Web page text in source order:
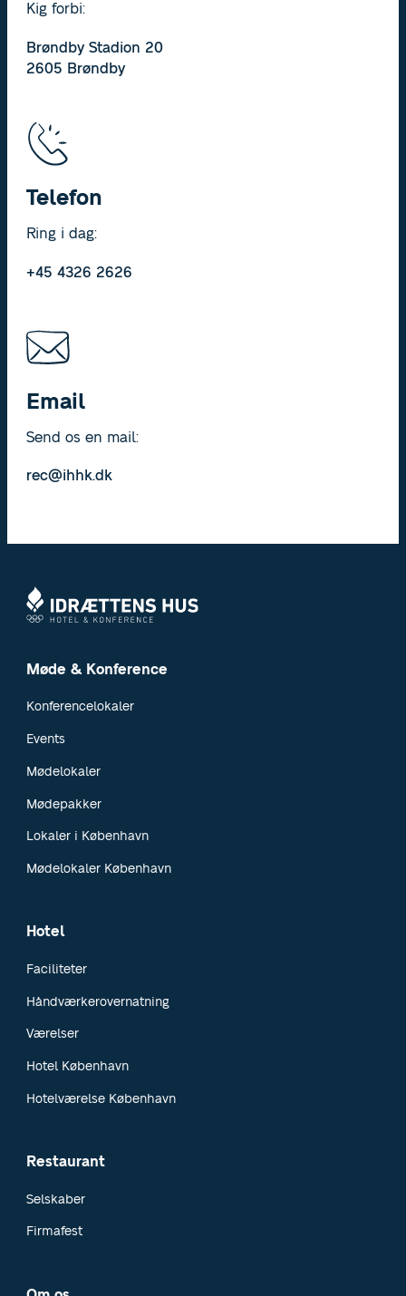
Kig forbi:
Brøndby Stadion 20
2605 Brøndby
Telefon
Ring i dag:
+45 4326 2626
Email
Send os en mail:
rec@ihhk.dk
Møde & Konference
Konferencelokaler
Events
Mødelokaler
Mødepakker
Lokaler i København
Mødelokaler København
Hotel
Faciliteter
Håndværkerovernatning
Værelser
Hotel København
Hotelværelse København
Restaurant
Selskaber
Firmafest